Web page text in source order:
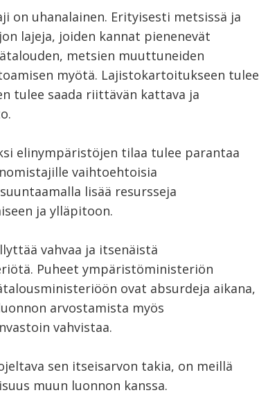
on uhanalainen. Erityisesti metsissä ja
lajeja, joiden kannat pienenevät
metsien muuttuneiden
myötä. Lajistokartoitukseen tulee
tulee saada riittävän kattava ja
elinympäristöjen tilaa tulee parantaa
vaihtoehtoisia
lisää resursseja
ja ylläpitoon.
vahvaa ja itsenäistä
Puheet ympäristöministeriön
ovat absurdeja aikana,
arvostamista myös
vahvistaa.
sen itseisarvon takia, on meillä
muun luonnon kanssa.